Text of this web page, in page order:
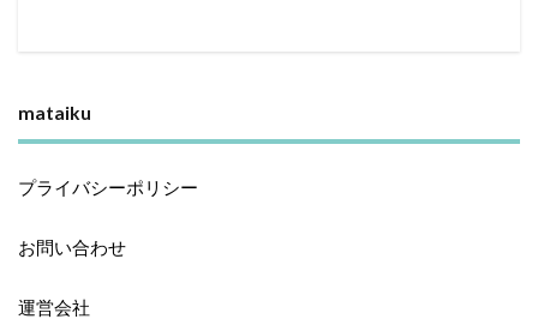
mataiku
プライバシーポリシー
お問い合わせ
運営会社